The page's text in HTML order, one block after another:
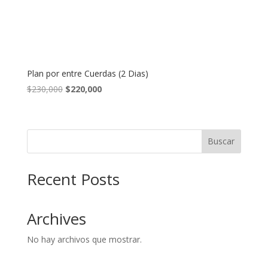
Plan por entre Cuerdas (2 Dias)
$230,000 El
era:
$220,000El
es:
Buscar
Recent Posts
Archives
No hay archivos que mostrar.